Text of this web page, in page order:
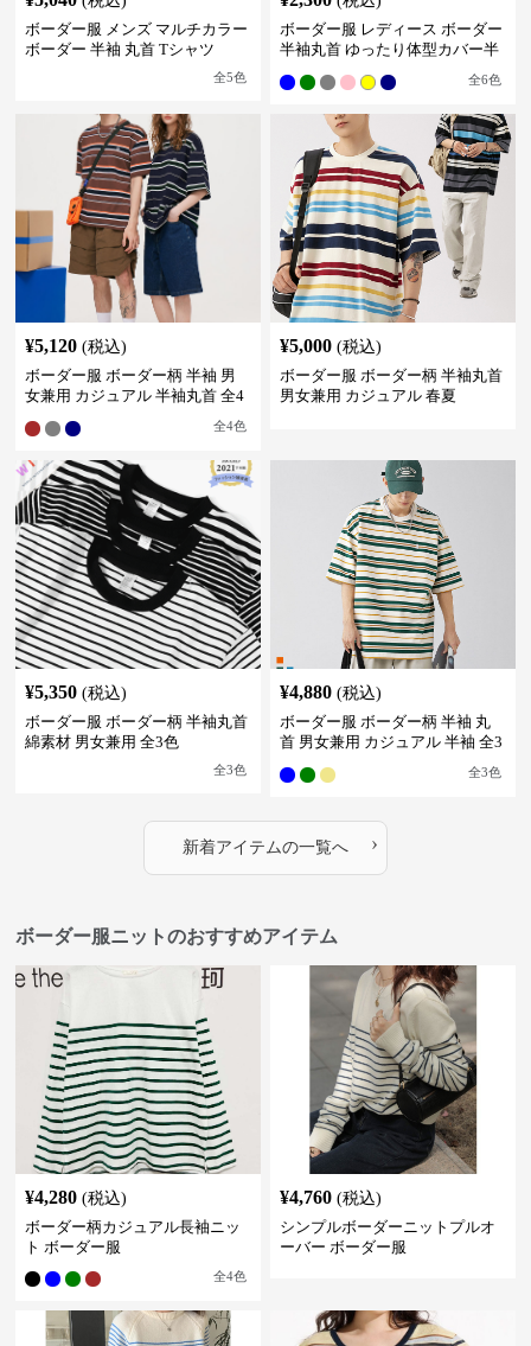
ボーダー服 メンズ マルチカラー
ボーダー 半袖 丸首 Tシャツ
全5色
ボーダー服 レディース ボーダー
半袖丸首 ゆったり体型カバー半
全6色
¥5,120 (税込)
ボーダー服 ボーダー柄 半袖 男
女兼用 カジュアル 半袖丸首 全4
全4色
¥5,000 (税込)
ボーダー服 ボーダー柄 半袖丸首
男女兼用 カジュアル 春夏
¥5,350 (税込)
ボーダー服 ボーダー柄 半袖丸首
綿素材 男女兼用 全3色
全3色
¥4,880 (税込)
ボーダー服 ボーダー柄 半袖 丸
首 男女兼用 カジュアル 半袖 全3
全3色
新着アイテムの一覧へ ›
ボーダー服ニットのおすすめアイテム
¥4,280 (税込)
ボーダー柄カジュアル長袖ニッ
ト ボーダー服
全4色
¥4,760 (税込)
シンプルボーダーニットプルオ
ーバー ボーダー服